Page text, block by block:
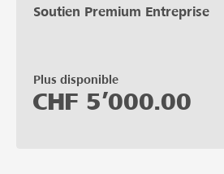
Soutien Premium Entreprise
Plus disponible
CHF 5’000.00